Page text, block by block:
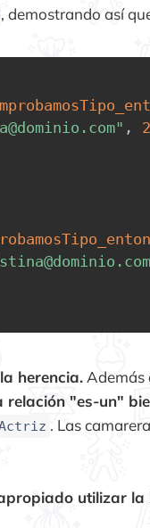
, demostrando así
,
herencia. Además
relación "es-un"
. Las
utilizar la